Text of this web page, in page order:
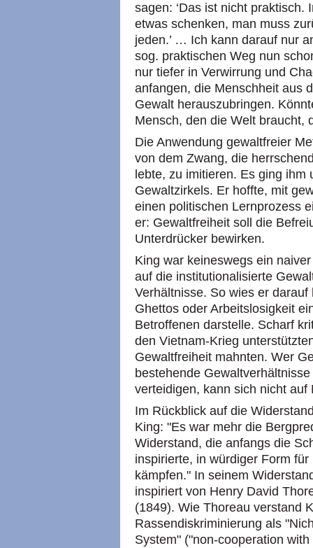
sagen: ‘Das ist nicht
etwas schenken, man muss
jeden.’ … Ich kann darauf nur
sog. praktischen Weg nun
nur tiefer in Verwirrung und
anfangen, die Menschheit aus
Gewalt herauszubringen.
Mensch, den die Welt braucht,
Die Anwendung gewaltfreier
von dem Zwang, die
lebte, zu imitieren. Es ging
Gewaltzirkels. Er hoffte, mit
einen politischen Lernprozess
er: Gewaltfreiheit soll die
Unterdrücker bewirken.
King war keineswegs ein
auf die institutionalisierte
Verhältnisse. So wies er
Ghettos oder Arbeitslosigkeit
Betroffenen darstelle. Scharf
den Vietnam-Krieg
Gewaltfreiheit mahnten. Wer
bestehende
verteidigen, kann sich nicht
Im Rückblick auf die
King: "Es war mehr die
Widerstand, die anfangs die
inspirierte, in würdiger Form
kämpfen." In seinem
inspiriert von Henry David
(1849). Wie Thoreau verstand
Rassendiskriminierung als
System" ("non-cooperation